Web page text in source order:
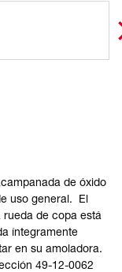
de óxido
uso general. El
de copa está
íntegramente
en su amoladora.
49-12-0062